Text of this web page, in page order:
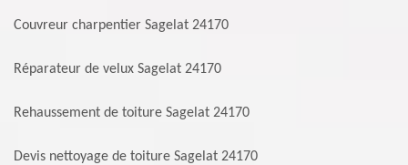
Couvreur charpentier Sagelat 24170
Réparateur de velux Sagelat 24170
Rehaussement de toiture Sagelat 24170
Devis nettoyage de toiture Sagelat 24170